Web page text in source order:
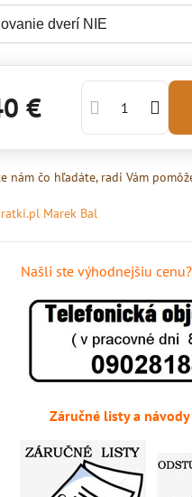
€
nám čo hľadáte, radi Vám
Marek Bal
Našli ste výhodnejšiu cenu?
Záručné listy a